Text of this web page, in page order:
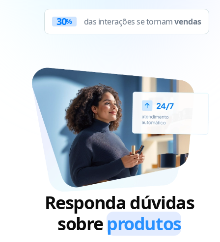
30% das interações se tornamvendas
Responda dúvidas
sobreprodutos